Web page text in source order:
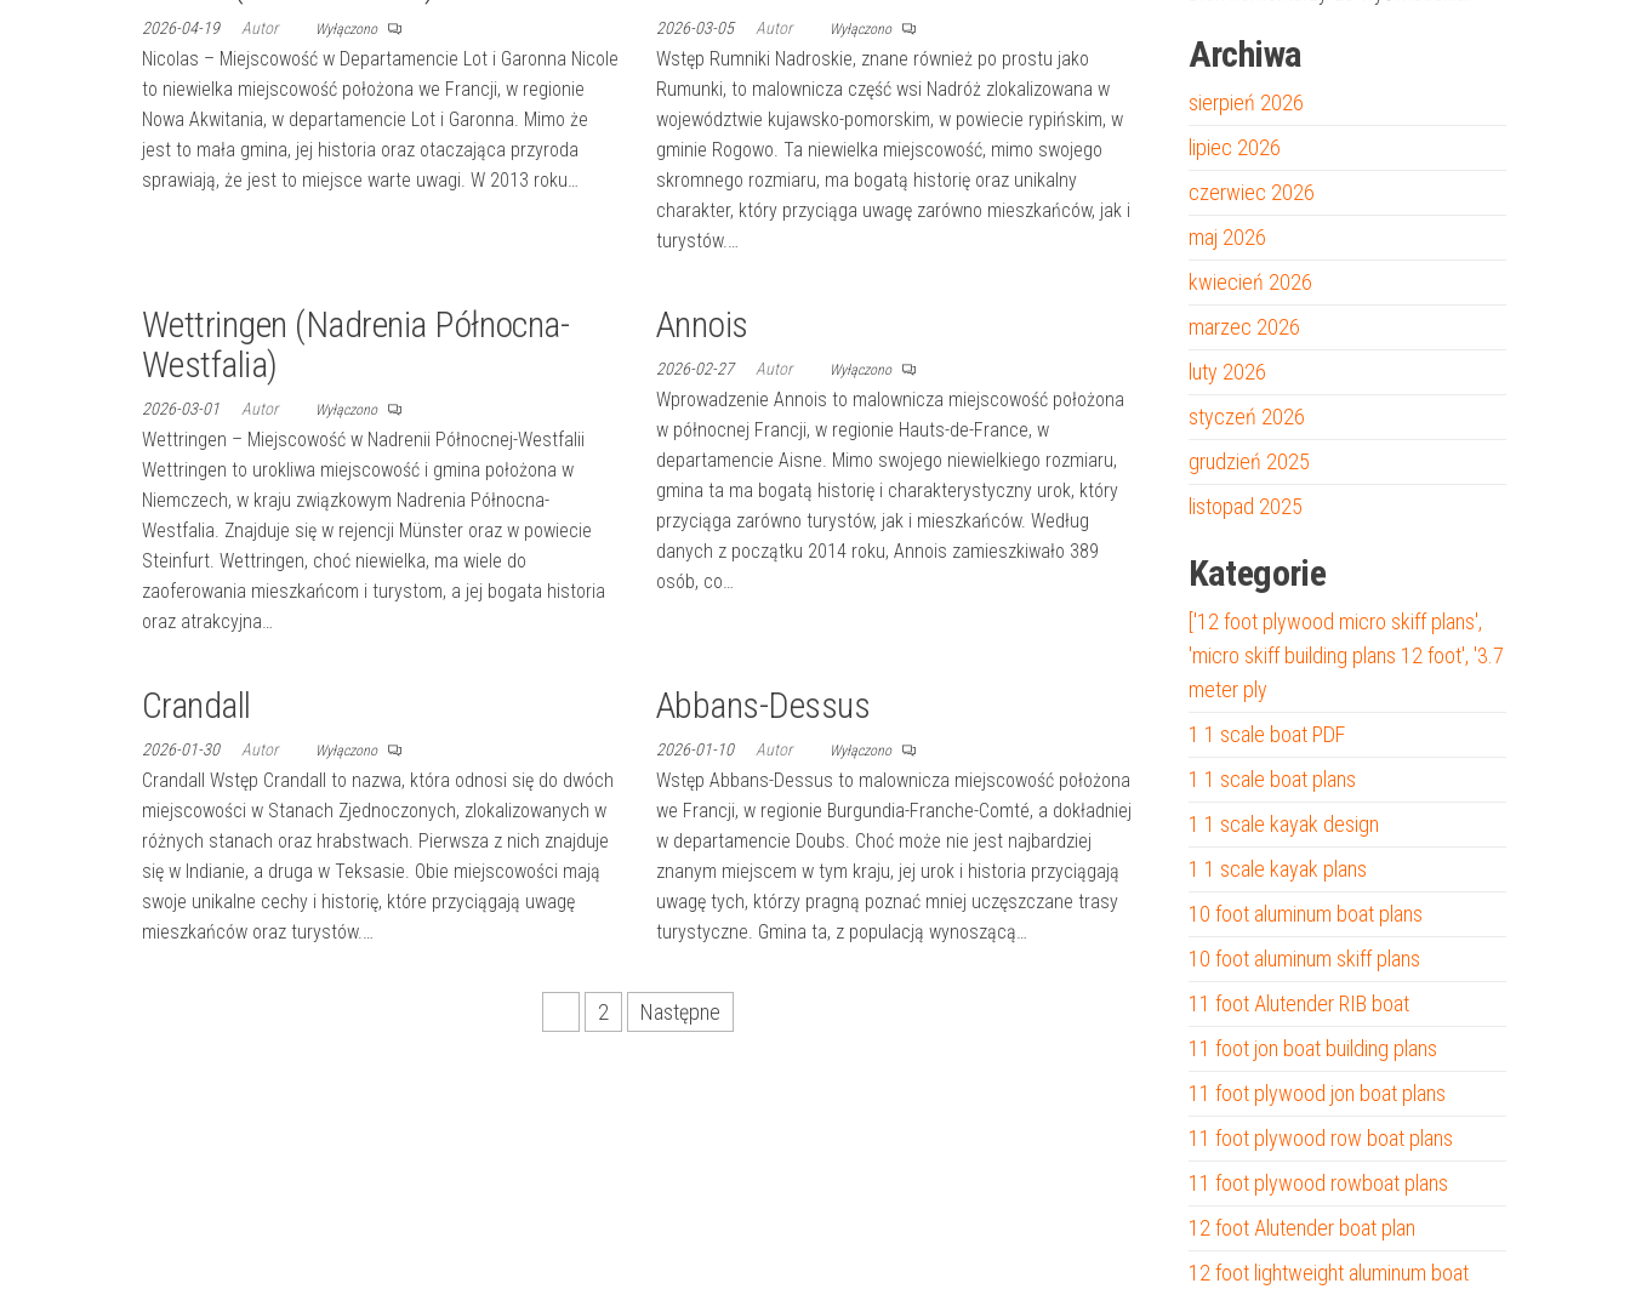
2026-04-19 Autor Wyłączono
Nicolas – Miejscowość w Departamencie Lot i Garonna Nicole
to niewielka miejscowość położona we Francji, w regionie
Nowa Akwitania, w departamencie Lot i Garonna. Mimo że
jest to mała gmina, jej historia oraz otaczająca przyroda
sprawiają, że jest to miejsce warte uwagi. W 2013 roku…
2026-03-05 Autor Wyłączono
Wstęp Rumniki Nadroskie, znane również po prostu jako
Rumunki, to malownicza część wsi Nadróż zlokalizowana w
województwie kujawsko-pomorskim, w powiecie rypińskim, w
gminie Rogowo. Ta niewielka miejscowość, mimo swojego
skromnego rozmiaru, ma bogatą historię oraz unikalny
charakter, który przyciąga uwagę zarówno mieszkańców, jak i
turystów.…
Wettringen (Nadrenia Północna-
Westfalia)
2026-03-01 Autor Wyłączono
Wettringen – Miejscowość w Nadrenii Północnej-Westfalii
Wettringen to urokliwa miejscowość i gmina położona w
Niemczech, w kraju związkowym Nadrenia Północna-
Westfalia. Znajduje się w rejencji Münster oraz w powiecie
Steinfurt. Wettringen, choć niewielka, ma wiele do
zaoferowania mieszkańcom i turystom, a jej bogata historia
oraz atrakcyjna…
Annois
2026-02-27 Autor Wyłączono
Wprowadzenie Annois to malownicza miejscowość położona
w północnej Francji, w regionie Hauts-de-France, w
departamencie Aisne. Mimo swojego niewielkiego rozmiaru,
gmina ta ma bogatą historię i charakterystyczny urok, który
przyciąga zarówno turystów, jak i mieszkańców. Według
danych z początku 2014 roku, Annois zamieszkiwało 389
osób, co…
Crandall
2026-01-30 Autor Wyłączono
Crandall Wstęp Crandall to nazwa, która odnosi się do dwóch
miejscowości w Stanach Zjednoczonych, zlokalizowanych w
różnych stanach oraz hrabstwach. Pierwsza z nich znajduje
się w Indianie, a druga w Teksasie. Obie miejscowości mają
swoje unikalne cechy i historię, które przyciągają uwagę
mieszkańców oraz turystów.…
Abbans-Dessus
2026-01-10 Autor Wyłączono
Wstęp Abbans-Dessus to malownicza miejscowość położona
we Francji, w regionie Burgundia-Franche-Comté, a dokładniej
w departamencie Doubs. Choć może nie jest najbardziej
znanym miejscem w tym kraju, jej urok i historia przyciągają
uwagę tych, którzy pragną poznać mniej uczęszczane trasy
turystyczne. Gmina ta, z populacją wynoszącą…
2 Następne
Archiwa
sierpień 2026
lipiec 2026
czerwiec 2026
maj 2026
kwiecień 2026
marzec 2026
luty 2026
styczeń 2026
grudzień 2025
listopad 2025
Kategorie
['12 foot plywood micro skiff plans',
'micro skiff building plans 12 foot', '3.7
meter ply
1 1 scale boat PDF
1 1 scale boat plans
1 1 scale kayak design
1 1 scale kayak plans
10 foot aluminum boat plans
10 foot aluminum skiff plans
11 foot Alutender RIB boat
11 foot jon boat building plans
11 foot plywood jon boat plans
11 foot plywood row boat plans
11 foot plywood rowboat plans
12 foot Alutender boat plan
12 foot lightweight aluminum boat